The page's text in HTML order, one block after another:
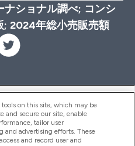
ナショナル調べ; コンシ
; 2024年総小売販売額
on this site, which may be
and secure our site, enable
tailor user
and advertising efforts. These
and record user and